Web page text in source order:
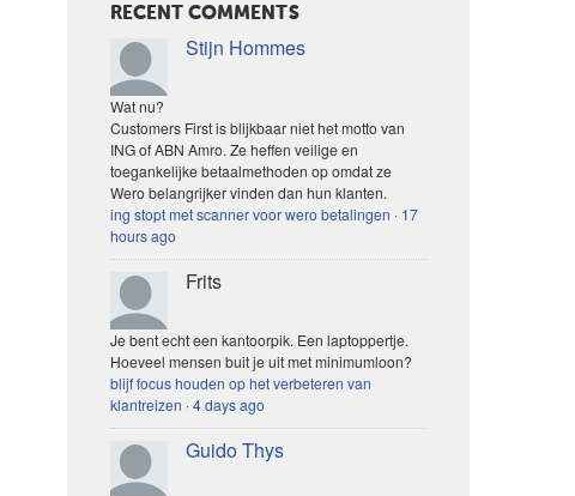
RECENT COMMENTS
Stijn Hommes
Wat nu?
Customers First is blijkbaar niet het motto van
ING of ABN Amro. Ze heffen veilige en
toegankelijke betaalmethoden op omdat ze
Wero belangrijker vinden dan hun klanten.
ing stopt met scanner voor wero betalingen · 17
hours ago
Frits
Je bent echt een kantoorpik. Een laptoppertje.
Hoeveel mensen buit je uit met minimumloon?
blijf focus houden op het verbeteren van
klantreizen ·4 days ago
Guido Thys